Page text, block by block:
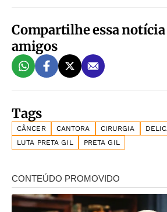
Compartilhe essa notícia
amigos
Tags
CÂNCER CANTORA CIRURGIA
LUTA PRETA GIL
PRETA GIL